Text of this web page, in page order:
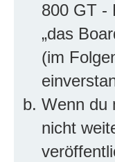
800 GT -
„das
(im
Wenn du
nicht